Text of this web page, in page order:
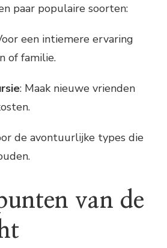
paar populaire soorten:
een intiemere ervaring
of familie.
: Maak nieuwe vrienden
de avontuurlijke types die
van de